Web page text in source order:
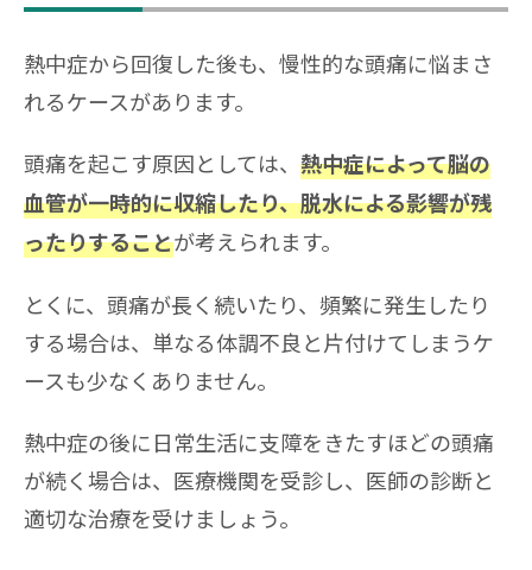
熱中症から回復した後も、慢性的な頭痛に悩まさ
れるケースがあります。
頭痛を起こす原因としては、 熱中症によって脳の
血管が一時的に収縮したり、脱水による影響が残
ったりすることが考えられます。
とくに、頭痛が長く続いたり、頻繁に発生したり
する場合は、単なる体調不良と片付けてしまうケ
ースも少なくありません。
熱中症の後に日常生活に支障をきたすほどの頭痛
が続く場合は、医療機関を受診し、医師の診断と
適切な治療を受けましょう。